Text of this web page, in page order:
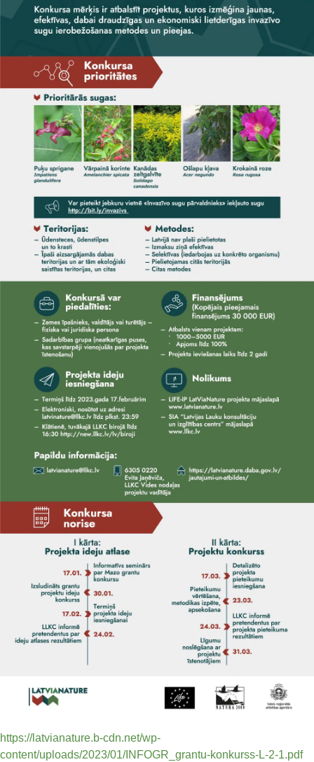
https://latvianature.b-cdn.net/wp-
content/uploads/2023/01/INFOGR_grantu-konkurss-L-2-1.pdf